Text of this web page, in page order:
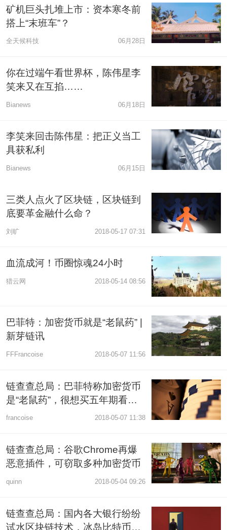
矿机巨头扎堆上市：资本寒冬前
搭上“末班车”？
全天候科技 06月28日
你在过端午看世界杯，陈伟星李
笑来又在互掐……
Bianews 06月18日
李笑来回击陈伟星：把正义当工
具获私利
Bianews 06月15日
三类人点火了区块链，区块链到
底要革金融什么命？
刘旷 2018-05-17 07:31
血流成河！币圈惊魂24小时
猎云网 2018-05-14 08:56
巴菲特：加密货币就是“老鼠药” |
新芽链讯
FFFrancoise 2018-05-07 11:56
链查查总局：巴菲特称加密货币
是“老鼠药”，很想买五年期看跌
期权
francoise 2018-05-07 11:38
链查查总局：谷歌Chrome再爆
恶意插件，可窃取多种加密货币
quinn 2018-05-04 09:26
链查查总局：国内各大银行纷纷
试水区块链技术，冰岛比特币矿